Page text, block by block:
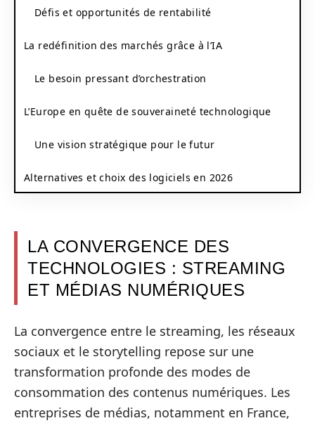
Défis et opportunités de rentabilité
La redéfinition des marchés grâce à l’IA
Le besoin pressant d’orchestration
L’Europe en quête de souveraineté technologique
Une vision stratégique pour le futur
Alternatives et choix des logiciels en 2026
LA CONVERGENCE DES
TECHNOLOGIES : STREAMING
ET MÉDIAS NUMÉRIQUES
La convergence entre le streaming, les réseaux
sociaux et le storytelling repose sur une
transformation profonde des modes de
consommation des contenus numériques. Les
entreprises de médias, notamment en France,